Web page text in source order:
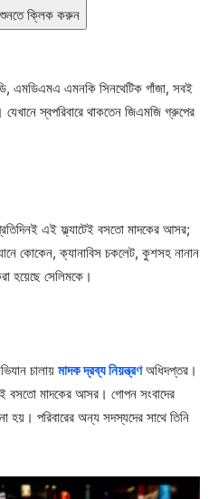
ক্লিক করুন
এমডিএমএ এমনকি সিনথেটিক গাঁজা, সবই
যেখানে স্বপরিবারে থাকতেন জিএমজি গ্রুপের
এই ফ্ল্যাটেই বসতো মাদকের আসর;
কোকেন, ক্যানাবিস চকলেট, কুশসহ নানান
হয়েছে সেলিমকে।
চালায় মাদক দ্রব্য নিয়ন্ত্রণঅধিদপ্তর।
বসতো মাদকের আসর। গোপন সংবাদের
হয়। পরিবারের অন্য সদস্যদের সাথে তিনি